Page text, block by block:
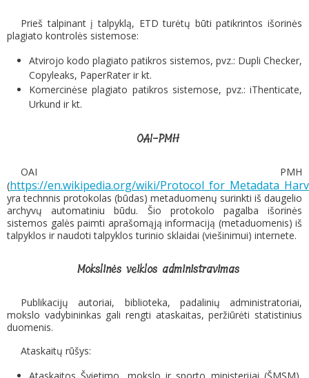
Prieš talpinant į talpyklą, ETD turėtų būti patikrintos išorinės
plagiato kontrolės sistemose:
Atvirojo kodo plagiato patikros sistemos, pvz.: Dupli Checker,
Copyleaks, PaperRater ir kt.
Komercinėse plagiato patikros sistemose, pvz.: iThenticate,
Urkund ir kt.
OAI-PMH
OAI PMH
(https://en.wikipedia.org/wiki/
yra technnis protokolas (būdas) metaduomenų surinkti iš daugelio
archyvų automatiniu būdu. Šio protokolo pagalba išorinės
sistemos galės paimti aprašomąją informaciją (metaduomenis) iš
talpyklos ir naudoti talpyklos turinio sklaidai (viešinimui) internete.
Mokslinės veiklos administravimas
Publikacijų autoriai, biblioteka, padalinių administratoriai,
mokslo vadybininkas gali rengti ataskaitas, peržiūrėti statistinius
duomenis.
Ataskaitų rūšys: